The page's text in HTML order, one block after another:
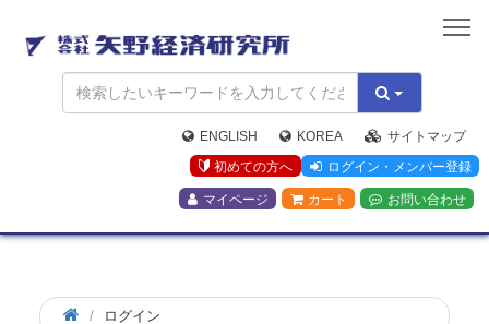
矢
野
経
済
研
究
所
ENGLISH KOREA
サイトマップ
初めての方へ
ログイン・メンバー登録
マイページ カート お問い合わせ
ログイン